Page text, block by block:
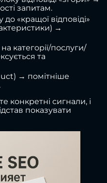
запитам.
«кращої відповіді»
→
категорії/послуги/
та
→ помітніше
конкретні сигнали, і
показувати